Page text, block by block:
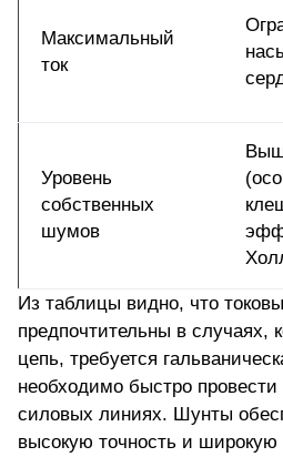
Максимальный
ток
Уровень
собственных
шумов
Из таблицы видно, что
предпочтительны в случаях,
цепь, требуется
необходимо быстро
силовых линиях. Шунты
высокую точность и широкую